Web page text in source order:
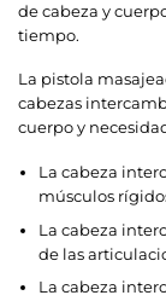
de cabeza y
tiempo.
La pistola
cabezas
cuerpo y
La cabeza
músculos
La cabeza
de las
La cabeza